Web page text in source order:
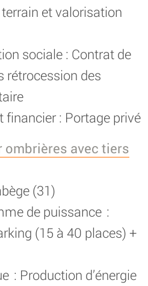
et valorisation
sociale : Contrat de
rétrocession des
financier : Portage privé
ombrières avec tiers
(31)
de puissance :
(15 à 40 places) +
: Production d’énergie